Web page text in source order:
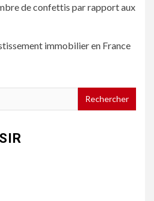
de confettis par rapport aux
immobilier en France